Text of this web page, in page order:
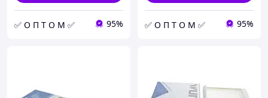
✅ О П Т О М ✅ 95% ✅ О П Т О М ✅ 95%